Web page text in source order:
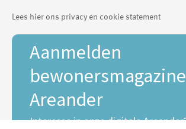
Lees hier ons privacy en cookie statement
Aanmelden
bewonersmagazine
Areander
Interesse in onze digitale